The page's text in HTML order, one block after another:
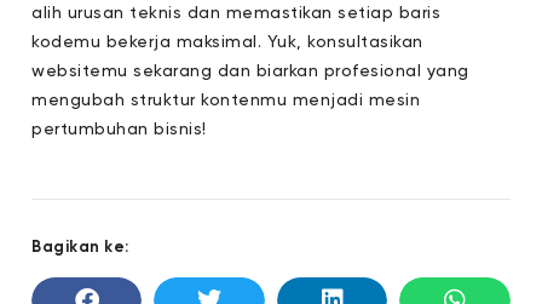
alih urusan teknis dan memastikan setiap baris
kodemu bekerja maksimal. Yuk, konsultasikan
websitemu sekarang dan biarkan profesional yang
mengubah struktur kontenmu menjadi mesin
pertumbuhan bisnis!
Bagikan ke: